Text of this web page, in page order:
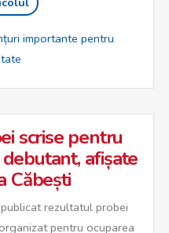
importante pentru
scrise pentru
afișate
Căbești
rezultatul probei
pentru ocuparea